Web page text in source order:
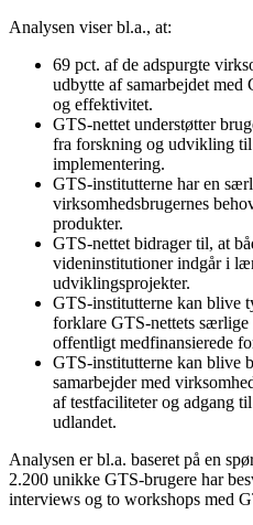
Analysen viser bl.a., at:
69 pct. af de adspurgte
udbytte af samarbejdet
og effektivitet.
GTS-nettet understøtter
fra forskning og udvikling
implementering.
GTS-institutterne har en
virksomhedsbrugernes
produkter.
GTS-nettet bidrager til, at
videninstitutioner indgår i
udviklingsprojekter.
GTS-institutterne kan blive
forklare GTS-nettets
offentligt medfinansierede
GTS-institutterne kan blive
samarbejder med
af testfaciliteter og adgang
udlandet.
Analysen er bl.a. baseret på en
2.200 unikke GTS-brugere har
interviews og to workshops med